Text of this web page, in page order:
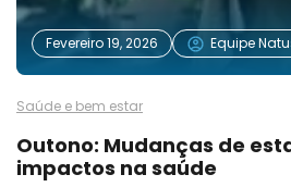
Fevereiro 19, 2026 Equipe
Saúde e bem estar
Outono: Mudanças de
impactos na saúde